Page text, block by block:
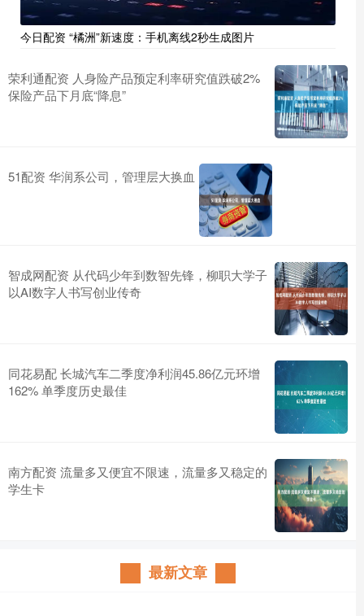
今日配资 “橘洲”新速度：手机离线2秒生成图片
荣利通配资 人身险产品预定利率研究值跌破2%
保险产品下月底“降息”
51配资 华润系公司，管理层大换血
智成网配资 从代码少年到数智先锋，柳职大学子
以AI数字人书写创业传奇
同花易配 长城汽车二季度净利润45.86亿元环增
162% 单季度历史最佳
南方配资 流量多又便宜不限速，流量多又稳定的
学生卡
最新文章